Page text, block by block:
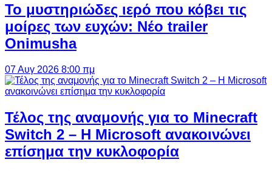
Το μυστηριώδες ιερό που κόβει τις
μοίρες των ευχών: Νέο trailer
Onimusha
07 Αυγ 2026 8:00 πμ
Τέλος της αναμονής για το Minecraft
Switch 2 – Η Microsoft ανακοινώνει
επίσημα την κυκλοφορία